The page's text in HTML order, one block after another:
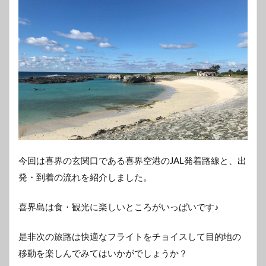
今回は喜界の玄関口である喜界空港のJAL発着路線と、出
発・到着の流れを紹介しました。
喜界島は食・観光に楽しいところがいっぱいです♪
是非次の旅路は快適なフライトをチョイスして目的地の
移動を楽しんでみてはいかがでしょうか？